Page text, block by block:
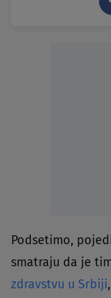
Podsetimo,
smatraju da je
zdravstvu u Srbiji